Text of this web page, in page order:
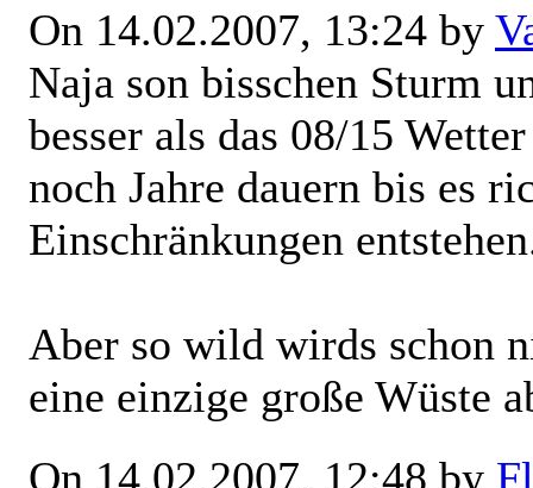
On 14.02.2007, 13:24 by
Naja son bisschen Sturm
besser als das 08/15
noch Jahre dauern bis es
Einschränkungen
Aber so wild wirds schon
eine einzige große Wüste
On 14.02.2007, 12:48 by